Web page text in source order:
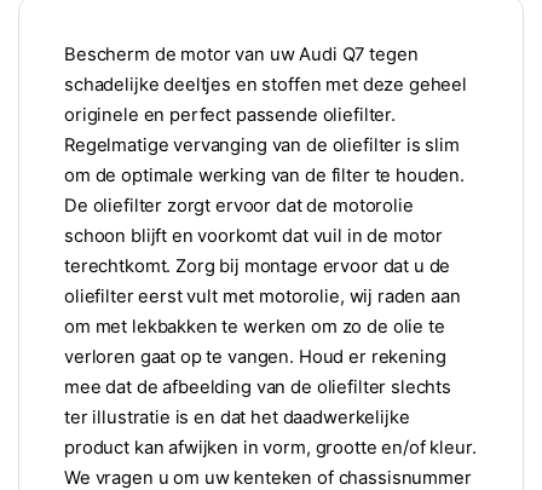
Bescherm de motor van uw Audi Q7 tegen
schadelijke deeltjes en stoffen met deze geheel
originele en perfect passende oliefilter.
Regelmatige vervanging van de oliefilter is slim
om de optimale werking van de filter te houden.
De oliefilter zorgt ervoor dat de motorolie
schoon blijft en voorkomt dat vuil in de motor
terechtkomt. Zorg bij montage ervoor dat u de
oliefilter eerst vult met motorolie, wij raden aan
om met lekbakken te werken om zo de olie te
verloren gaat op te vangen. Houd er rekening
mee dat de afbeelding van de oliefilter slechts
ter illustratie is en dat het daadwerkelijke
product kan afwijken in vorm, grootte en/of kleur.
We vragen u om uw kenteken of chassisnummer